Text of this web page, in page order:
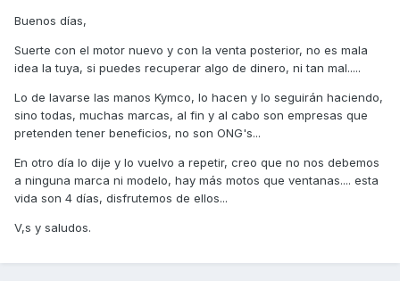
Buenos días,
Suerte con el motor nuevo y con la venta posterior, no es mala
idea la tuya, si puedes recuperar algo de dinero, ni tan mal.....
Lo de lavarse las manos Kymco, lo hacen y lo seguirán haciendo,
sino todas, muchas marcas, al fin y al cabo son empresas que
pretenden tener beneficios, no son ONG's...
En otro día lo dije y lo vuelvo a repetir, creo que no nos debemos
a ninguna marca ni modelo, hay más motos que ventanas.... esta
vida son 4 días, disfrutemos de ellos...
V,s y saludos.